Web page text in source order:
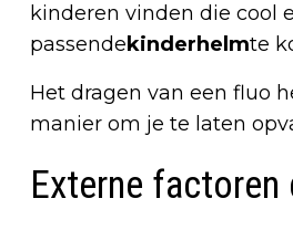
kinderen vinden die cool
passendekinderhelmte
Het dragen van een fluo
manier om je te laten
Externe